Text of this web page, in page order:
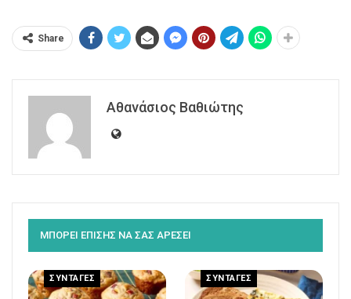
Share
Αθανάσιος Βαθιώτης
ΜΠΟΡΕΙ ΕΠΙΣΗΣ ΝΑ ΣΑΣ ΑΡΕΣΕΙ
ΣΥΝΤΑΓΕΣ ΣΥΝΤΑΓΕΣ